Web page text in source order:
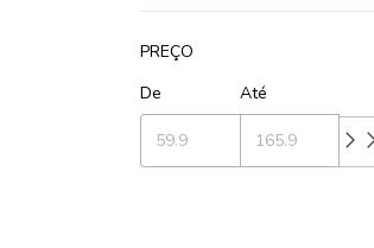
PREÇO
De
Até